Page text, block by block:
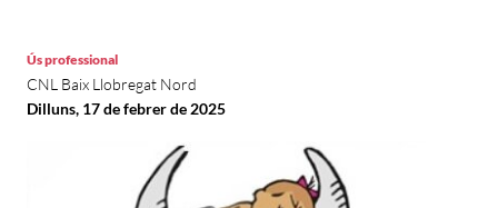
Ús professional
CNL Baix Llobregat Nord
Dilluns, 17 de febrer de 2025